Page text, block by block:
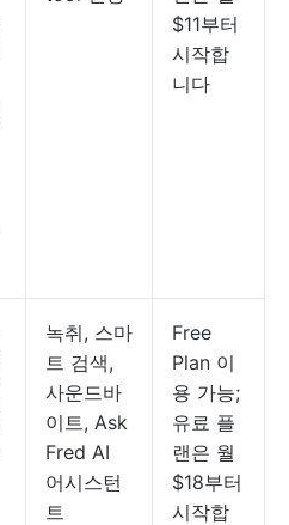
$11부터
시작합
니다
녹취, 스마
트 검색,
사운드바
이트, Ask
Fred AI
어시스턴
트
Free
Plan 이
용 가능;
유료 플
랜은 월
$18부터
시작합